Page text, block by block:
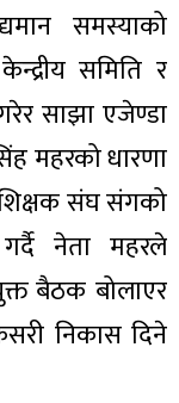
समस्याको
समिति र
साझा एजेण्डा
महरको धारणा
संघ संगको
गर्दै नेता महरले
बैठक बोलाएर
निकास दिने